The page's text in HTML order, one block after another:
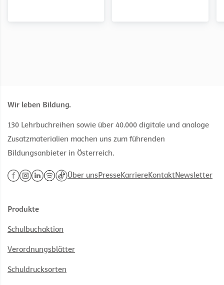
Wir leben Bildung.
130 Lehrbuchreihen sowie über 40.000 digitale und analoge
Zusatzmaterialien machen uns zum führenden
Bildungsanbieter in Österreich.
Über unsPresseKarriereKontaktNewsletter
Produkte
Schulbuchaktion
Verordnungsblätter
Schuldrucksorten